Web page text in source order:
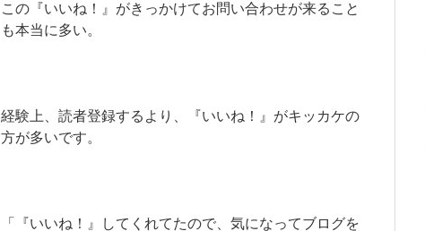
この『いいね！』がきっかけてお問い合わせが来ること
も本当に多い。
経験上、読者登録するより、『いいね！』がキッカケの
方が多いです。
「『いいね！』してくれてたので、気になってブログを